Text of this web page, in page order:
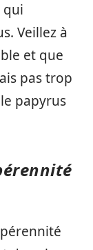
qui
Veillez à
et que
pas trop
papyrus